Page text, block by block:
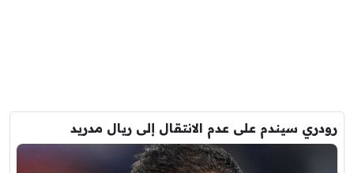
رودري سيندم على عدم الانتقال إلى ريال مدريد